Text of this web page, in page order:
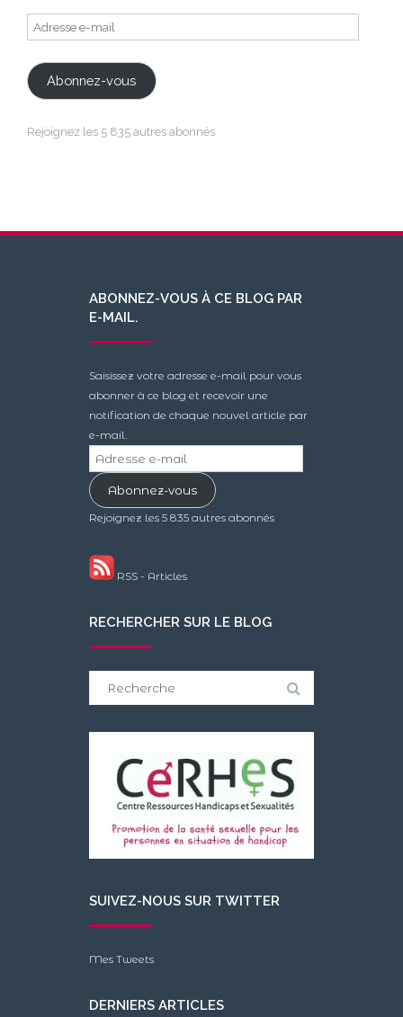
Adresse
e-
mail
Abonnez-vous
Rejoignez les 5 835 autres abonnés
ABONNEZ-VOUS À CE BLOG PAR
E-MAIL.
Saisissez votre adresse e-mail pour vous
abonner à ce blog et recevoir une
notification de chaque nouvel article par
e-mail.
Adresse
e-
mailAbonnez-vous
Rejoignez les 5 835 autres abonnés
RSS - Articles
RECHERCHER SUR LE BLOG
SUIVEZ-NOUS SUR TWITTER
Mes Tweets
DERNIERS ARTICLES